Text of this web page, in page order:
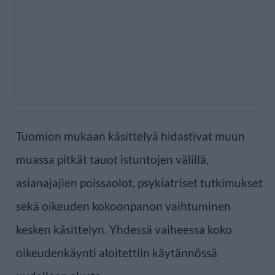
Tuomion mukaan käsittelyä hidastivat muun
muassa pitkät tauot istuntojen välillä,
asianajajien poissaolot, psykiatriset tutkimukset
sekä oikeuden kokoonpanon vaihtuminen
kesken käsittelyn. Yhdessä vaiheessa koko
oikeudenkäynti aloitettiin käytännössä